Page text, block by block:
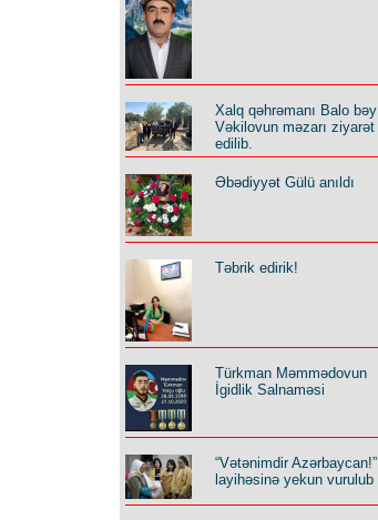
Xalq qəhrəmanı Balo bəy
Vəkilovun məzarı ziyarət
edilib.
Əbədiyyət Gülü anıldı
Təbrik edirik!
Türkman Məmmədovun
İgidlik Salnaməsi
“Vətənimdir Azərbaycan!”
layihəsinə yekun vurulub